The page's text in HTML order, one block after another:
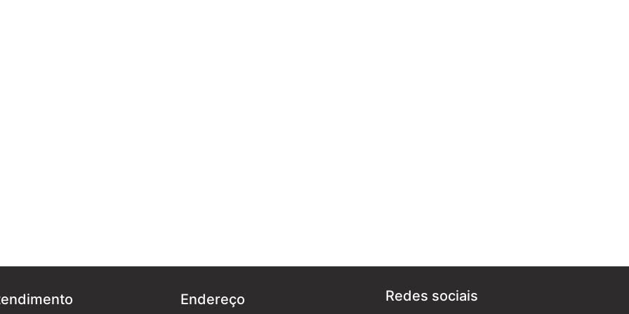
Endereço Redes sociais